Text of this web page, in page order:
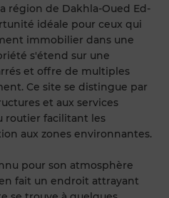
région de Dakhla-Oued Ed-
idéale pour ceux qui
immobilier dans une
s'étend sur une
et offre de multiples
Ce site se distingue par
et aux services
routier facilitant les
aux zones environnantes.
pour son atmosphère
fait un endroit attrayant